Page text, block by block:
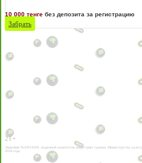
10 000 тенге без депозита за регистрацию
Забрать
21+
Лицензии №24514359, выданной комитетом индустрии туризма Министерства
2034 года.